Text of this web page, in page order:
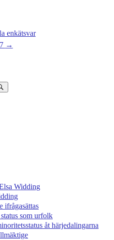
enkätsvar
→
Widding
ifrågasättas
som urfolk
åt härjedalingarna